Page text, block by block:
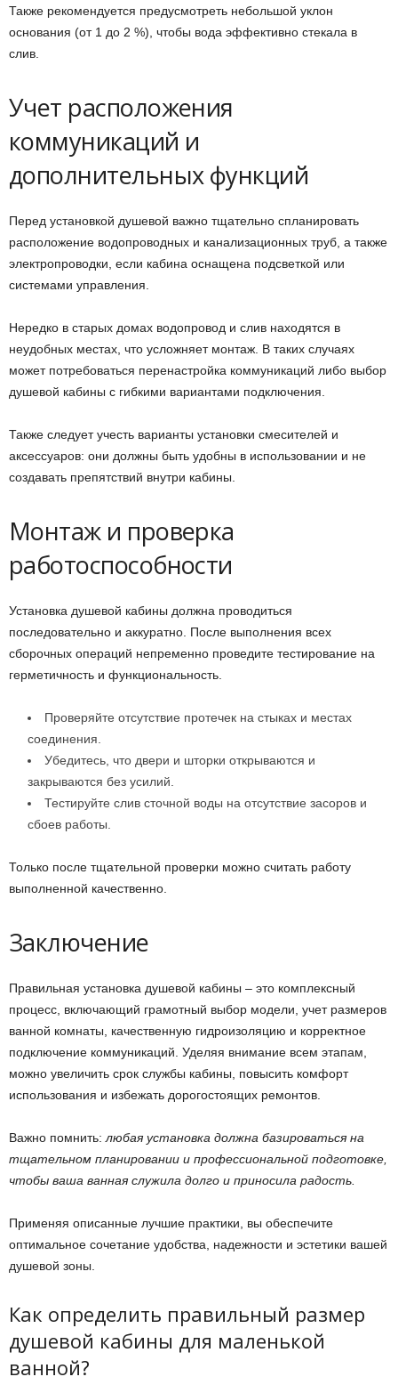
Также рекомендуется предусмотреть небольшой уклон
основания (от 1 до 2 %), чтобы вода эффективно стекала в
слив.
Учет расположения
коммуникаций и
дополнительных функций
Перед установкой душевой важно тщательно спланировать
расположение водопроводных и канализационных труб, а также
электропроводки, если кабина оснащена подсветкой или
системами управления.
Нередко в старых домах водопровод и слив находятся в
неудобных местах, что усложняет монтаж. В таких случаях
может потребоваться перенастройка коммуникаций либо выбор
душевой кабины с гибкими вариантами подключения.
Также следует учесть варианты установки смесителей и
аксессуаров: они должны быть удобны в использовании и не
создавать препятствий внутри кабины.
Монтаж и проверка
работоспособности
Установка душевой кабины должна проводиться
последовательно и аккуратно. После выполнения всех
сборочных операций непременно проведите тестирование на
герметичность и функциональность.
Проверяйте отсутствие протечек на стыках и местах
соединения.
Убедитесь, что двери и шторки открываются и
закрываются без усилий.
Тестируйте слив сточной воды на отсутствие засоров и
сбоев работы.
Только после тщательной проверки можно считать работу
выполненной качественно.
Заключение
Правильная установка душевой кабины – это комплексный
процесс, включающий грамотный выбор модели, учет размеров
ванной комнаты, качественную гидроизоляцию и корректное
подключение коммуникаций. Уделяя внимание всем этапам,
можно увеличить срок службы кабины, повысить комфорт
использования и избежать дорогостоящих ремонтов.
Важно помнить: любая установка должна базироваться на
тщательном планировании и профессиональной подготовке,
чтобы ваша ванная служила долго и приносила радость.
Применяя описанные лучшие практики, вы обеспечите
оптимальное сочетание удобства, надежности и эстетики вашей
душевой зоны.
Как определить правильный размер
душевой кабины для маленькой
ванной?